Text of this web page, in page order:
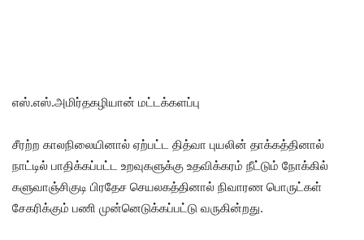
எஸ்.எஸ்.அமிர்தகழியான் மட்டக்களப்பு
சீரற்ற காலநிலையினால் ஏற்பட்ட தித்வா புயலின் தாக்கத்தினால்
நாட்டில் பாதிக்கப்பட்ட உறவுகளுக்கு உதவிக்கரம் நீட்டும் நோக்கில்
களுவாஞ்சிகுடி பிரதேச செயலகத்தினால் நிவாரண பொருட்கள்
சேகரிக்கும் பணி முன்னெடுக்கப்பட்டு வருகின்றது.